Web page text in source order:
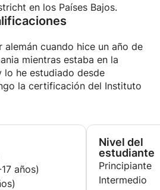
en los Países Bajos.
alemán cuando hice un año de
mientras estaba en la
lo he estudiado desde
la certificación del Instituto
años)
Nivel del
estudiante
Principiante
Intermedio